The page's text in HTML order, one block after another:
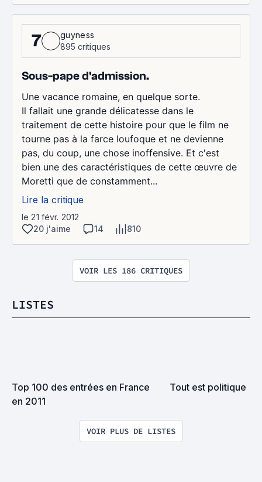
7
guyness
895 critiques
Sous-pape d'admission.
Une vacance romaine, en quelque sorte.
Il fallait une grande délicatesse dans le
traitement de cette histoire pour que le film ne
tourne pas à la farce loufoque et ne devienne
pas, du coup, une chose inoffensive. Et c'est
bien une des caractéristiques de cette œuvre de
Moretti que de constamment...
Lire la critique
le 21 févr. 2012
20 j'aime
14 810
VOIR LES 186 CRITIQUES
LISTES
Top 100 des entrées en France
en 2011
Tout est politique
VOIR PLUS DE LISTES